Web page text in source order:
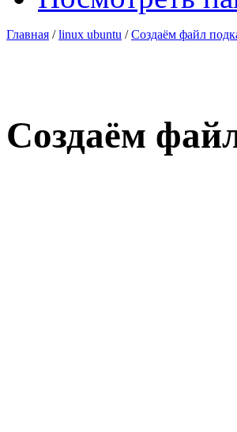
Главная /linux ubuntu /Создаём файл
Создаём